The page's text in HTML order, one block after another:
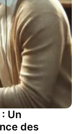
Un
des